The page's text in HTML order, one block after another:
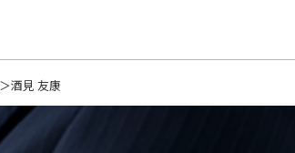
酒見 友康